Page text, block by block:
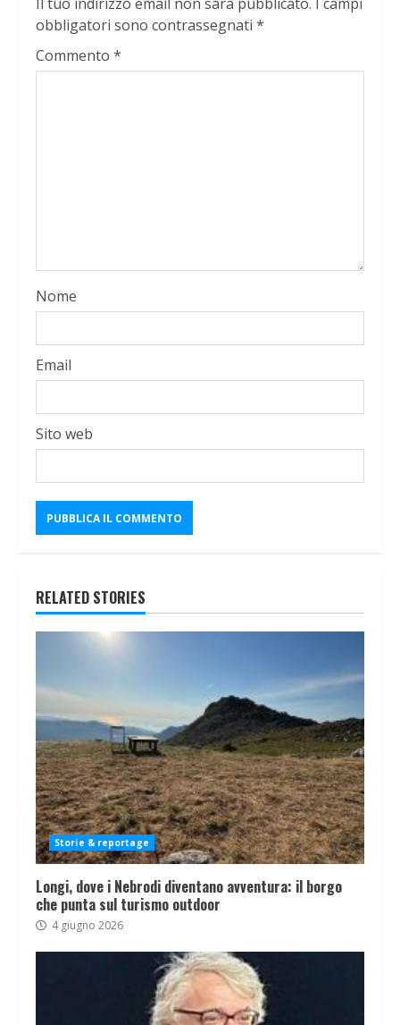
obbligatori sono contrassegnati *
Commento *
Nome
Email
Sito web
RELATED STORIES
Storie & reportage
Longi, dove i Nebrodi diventano avventura: il borgo
che punta sul turismo outdoor
4 giugno 2026